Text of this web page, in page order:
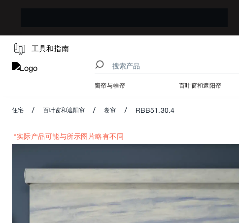
工具和指南
窗帘与帷帘 百叶窗和遮阳帘
住宅 / 百叶窗和遮阳帘 / 卷帘 / RBB51.30.4
*实际产品可能与所示图片略有不同